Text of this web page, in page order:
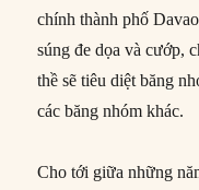
chính thành phố
súng đe dọa và cướp,
thề sẽ tiêu diệt băng
các băng nhóm khác.
Cho tới giữa những